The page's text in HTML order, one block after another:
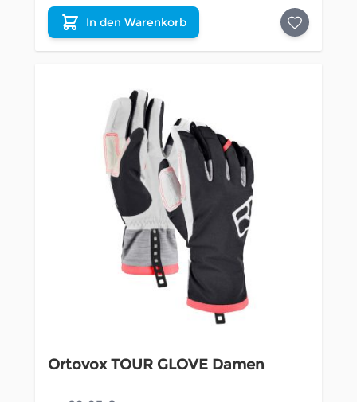
In den Warenkorb
Ortovox TOUR GLOVE Damen